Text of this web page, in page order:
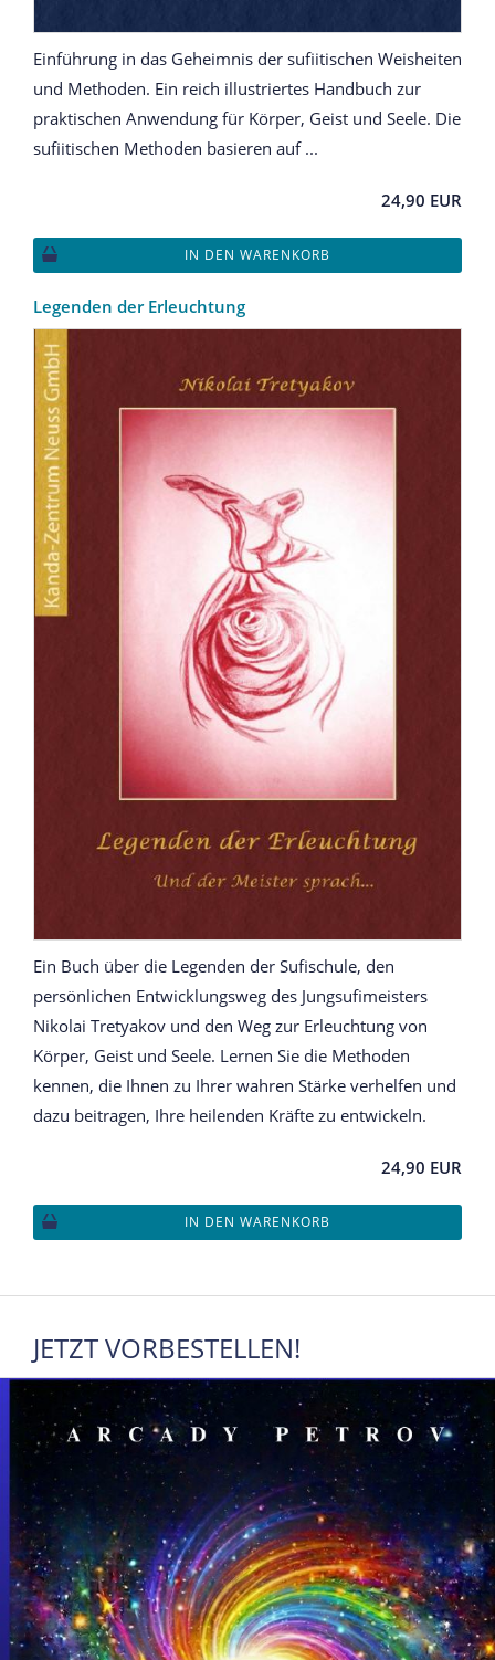
Einführung in das Geheimnis der sufiitischen Weisheiten
und Methoden. Ein reich illustriertes Handbuch zur
praktischen Anwendung für Körper, Geist und Seele. Die
sufiitischen Methoden basieren auf ...
24,90 EUR
IN DEN WARENKORB
Legenden der Erleuchtung
Ein Buch über die Legenden der Sufischule, den
persönlichen Entwicklungsweg des Jungsufimeisters
Nikolai Tretyakov und den Weg zur Erleuchtung von
Körper, Geist und Seele. Lernen Sie die Methoden
kennen, die Ihnen zu Ihrer wahren Stärke verhelfen und
dazu beitragen, Ihre heilenden Kräfte zu entwickeln.
24,90 EUR
IN DEN WARENKORB
JETZT VORBESTELLEN!